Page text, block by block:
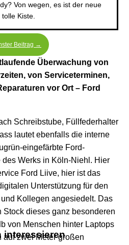
Von wegen, es ist der neue
Kiste.
Überwachung von
von Serviceterminen,
vor Ort – Ford
Schreibstube, Füllfederhalter
lautet ebenfalls die interne
eingefärbte Ford-
des Werks in Köln-Niehl. Hier
Ford Liive, hier ist das
Unterstützung für den
Kollegen angesiedelt. Das
Stock dieses ganz besonderen
von Menschen hinter Laptops
auf zwei Meter großen
Beitrag →
interessieren